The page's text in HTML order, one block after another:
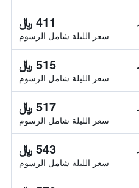
411 ﷼
سعر الليلة شامل الرسوم
515 ﷼
سعر الليلة شامل الرسوم
517 ﷼
سعر الليلة شامل الرسوم
543 ﷼
سعر الليلة شامل الرسوم